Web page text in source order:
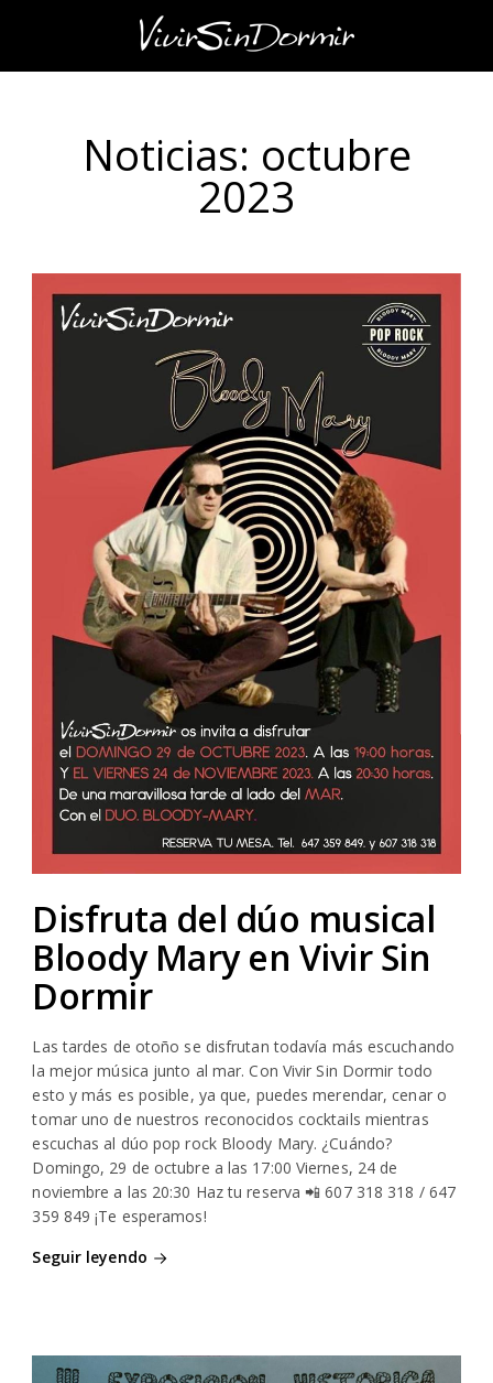
Noticias: octubre
2023
Disfruta del dúo musical
Bloody Mary en Vivir Sin
Dormir
Las tardes de otoño se disfrutan todavía más escuchando
la mejor música junto al mar. Con Vivir Sin Dormir todo
esto y más es posible, ya que, puedes merendar, cenar o
tomar uno de nuestros reconocidos cocktails mientras
escuchas al dúo pop rock Bloody Mary. ¿Cuándo?
Domingo, 29 de octubre a las 17:00 Viernes, 24 de
noviembre a las 20:30 Haz tu reserva 📲 607 318 318 / 647
359 849 ¡Te esperamos!
Seguir leyendo